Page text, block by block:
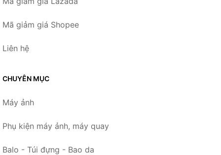
Mã giảm giá Shopee
Liên hệ
CHUYÊN MỤC
Máy ảnh
Phụ kiện máy ảnh, máy quay
Balo - Túi đựng - Bao da